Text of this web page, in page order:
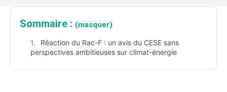
Sommaire : (masquer)
Réaction du Rac-F : un avis du CESE sans
perspectives ambitieuses sur climat-énergie